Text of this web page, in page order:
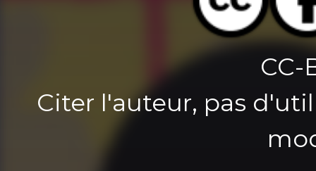
CC-
Citer l'auteur, pas